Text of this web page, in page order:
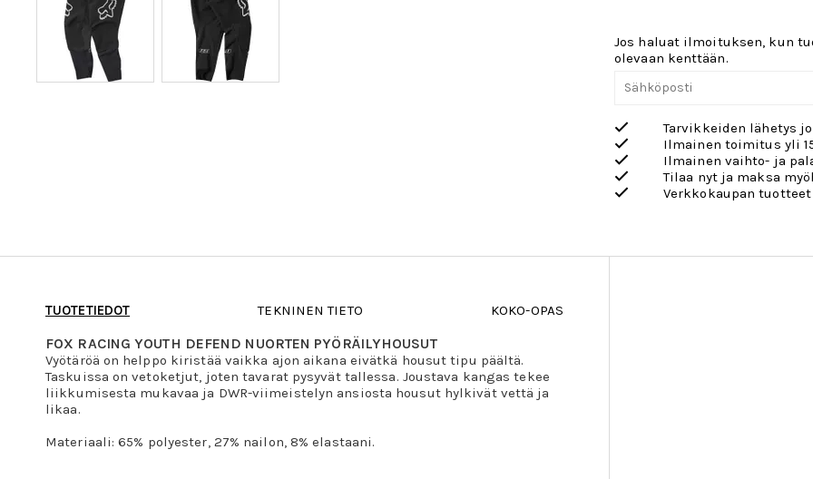
Jos haluat ilmoituksen, kun
olevaan kenttään.
Tarvikkeiden lähetys
Ilmainen toimitus yli
Ilmainen vaihto- ja
Tilaa nyt ja maksa
Verkkokaupan
TUOTETIEDOT TEKNINEN TIETO KOKO-OPAS
FOX RACING YOUTH DEFEND NUORTEN PYÖRÄILYHOUSUT
Vyötäröä on helppo kiristää vaikka ajon aikana eivätkä housut tipu päältä.
Taskuissa on vetoketjut, joten tavarat pysyvät tallessa. Joustava kangas tekee
liikkumisesta mukavaa ja DWR-viimeistelyn ansiosta housut hylkivät vettä ja
likaa.
Materiaali: 65% polyester, 27% nailon, 8% elastaani.